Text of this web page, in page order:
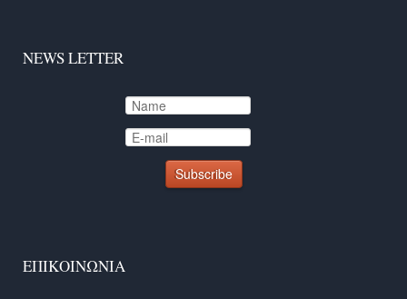
NEWS LETTER
ΕΠΙΚΟΙΝΩΝΊΑ